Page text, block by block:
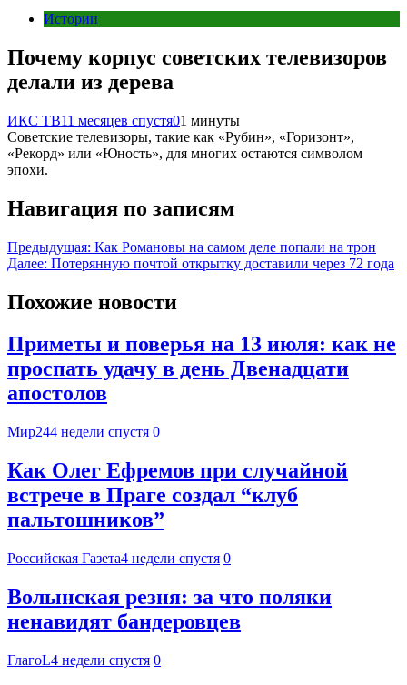
Истории
Почему корпус советских телевизоров
делали из дерева
ИКС ТВ11 месяцев спустя01 минуты
Советские телевизоры, такие как «Рубин», «Горизонт»,
«Рекорд» или «Юность», для многих остаются символом
эпохи.
Навигация по записям
Предыдущая: Как Романовы на самом деле попали на трон
Далее: Потерянную почтой открытку доставили через 72 года
Похожие новости
Приметы и поверья на 13 июля: как не
проспать удачу в день Двенадцати
апостолов
Мир244 недели спустя 0
Как Олег Ефремов при случайной
встрече в Праге создал “клуб
пальтошников”
Российская Газета4 недели спустя 0
Волынская резня: за что поляки
ненавидят бандеровцев
ГлагоL4 недели спустя 0